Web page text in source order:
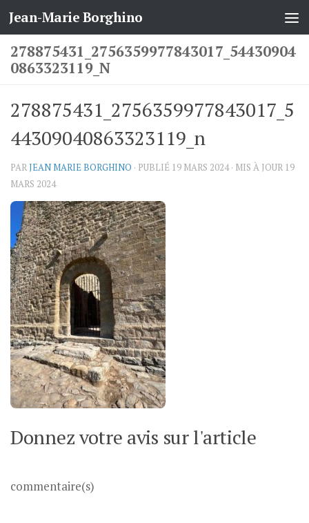
Skip to content
Jean-Marie Borghino
278875431_2756359977843017_54430904
0863323119_N
278875431_2756359977843017_5
44309040863323119_n
PARJEAN MARIE BORGHINO · PUBLIÉ 19 MARS 2024· MIS À JOUR 19
MARS 2024
Donnez votre avis sur l'article
commentaire(s)